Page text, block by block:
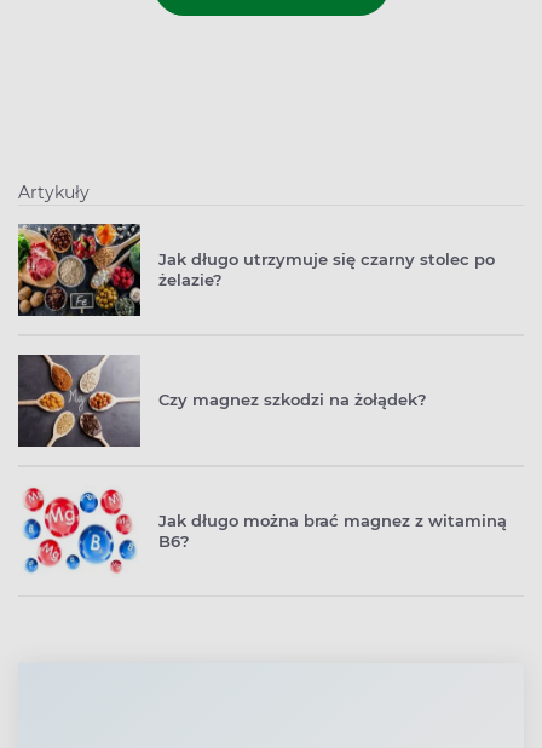
Artykuły
Jak długo utrzymuje się czarny stolec po
żelazie?
Czy magnez szkodzi na żołądek?
Jak długo można brać magnez z witaminą
B6?